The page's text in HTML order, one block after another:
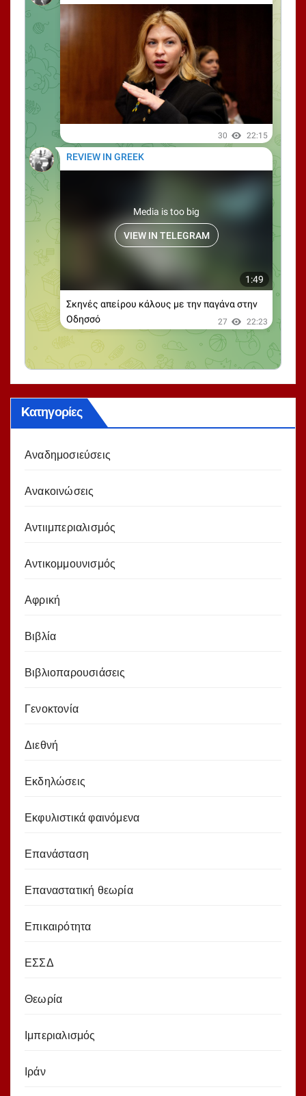
Kατηγορίες
Αναδημοσιεύσεις
Ανακοινώσεις
Αντιιμπεριαλισμός
Αντικομμουνισμός
Αφρική
Βιβλία
Βιβλιοπαρουσιάσεις
Γενοκτονία
Διεθνή
Εκδηλώσεις
Εκφυλιστικά φαινόμενα
Επανάσταση
Επαναστατική θεωρία
Επικαιρότητα
ΕΣΣΔ
Θεωρία
Ιμπεριαλισμός
Ιράν